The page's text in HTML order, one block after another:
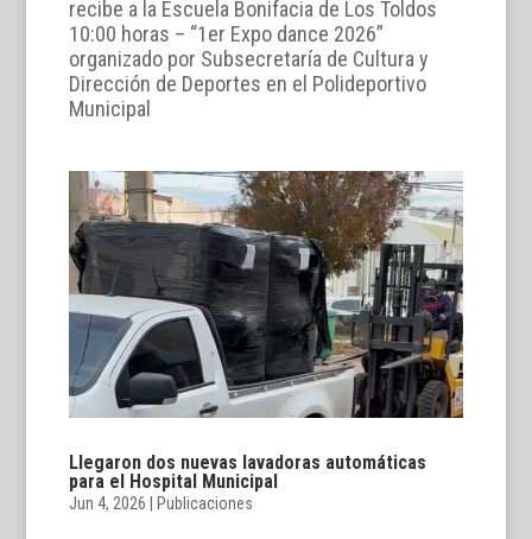
recibe a la Escuela Bonifacia de Los Toldos
10:00 horas – “1er Expo dance 2026”
organizado por Subsecretaría de Cultura y
Dirección de Deportes en el Polideportivo
Municipal
Llegaron dos nuevas lavadoras automáticas
para el Hospital Municipal
Jun 4, 2026 | Publicaciones